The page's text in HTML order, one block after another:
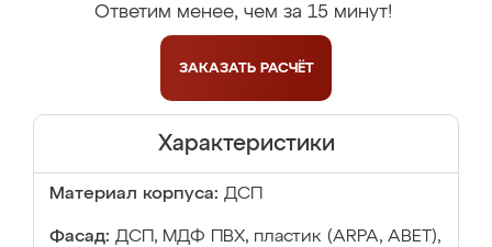
Ответим менее, чем за 15 минут!
ЗАКАЗАТЬ РАСЧЁТ
Характеристики
Материал корпуса: ДСП
Фасад: ДСП, МДФ ПВХ, пластик (ARPA, ABET),